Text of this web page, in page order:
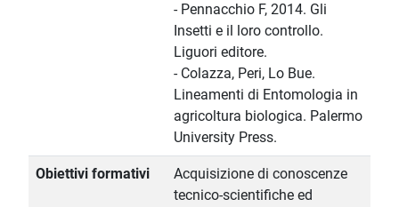
- Pennacchio F, 2014. Gli
Insetti e il loro controllo.
Liguori editore.
- Colazza, Peri, Lo Bue.
Lineamenti di Entomologia in
agricoltura biologica. Palermo
University Press.
Obiettivi formativi
Acquisizione di conoscenze
tecnico-scientifiche ed